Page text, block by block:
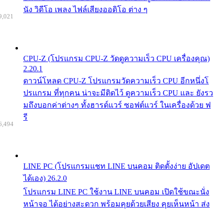
นัง วิดีโอ เพลง ไฟล์เสียงออดิโอ ต่าง ๆ
CPU-Z (โปรแกรม CPU-Z วัดดูความเร็ว CPU เครื่องคุณ)
2.20.1
ดาวน์โหลด CPU-Z โปรแกรมวัดความเร็ว CPU อีกหนึ่งโ
ปรแกรม ที่ทุกคน น่าจะมีติดไว้ ดูความเร็ว CPU และ ยังรว
มถึงบอกค่าต่างๆ ทั้งฮารด์แวร์ ซอฟต์แวร์ ในเครื่องด้วย ฟ
รี
LINE PC (โปรแกรมแชท LINE บนคอม ติดตั้งง่าย อัปเดต
ได้เอง) 26.2.0
โปรแกรม LINE PC ใช้งาน LINE บนคอม เปิดใช้ขณะนั่ง
หน้าจอ ได้อย่างสะดวก พร้อมคุยด้วยเสียง คุยเห็นหน้า ส่ง